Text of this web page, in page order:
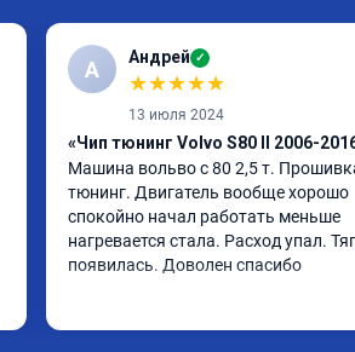
А Андрей ✓
★★★★★
13 июля 2024
«Чип тюнинг Volvo S80 II 2006-
Машина вольво с 80 2,5 т.
тюнинг. Двигатель вообще хорошо
спокойно начал работать меньше
нагревается стала. Расход упал.
появилась. Доволен спасибо